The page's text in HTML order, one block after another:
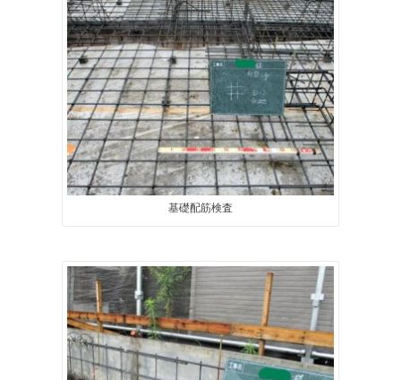
基礎配筋検査